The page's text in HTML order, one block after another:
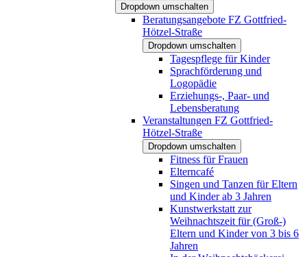
Dropdown umschalten
Beratungsangebote FZ Gottfried-
Hötzel-Straße
Dropdown umschalten
Tagespflege für Kinder
Sprachförderung und
Logopädie
Erziehungs-, Paar- und
Lebensberatung
Veranstaltungen FZ Gottfried-
Hötzel-Straße
Dropdown umschalten
Fitness für Frauen
Elterncafé
Singen und Tanzen für Eltern
und Kinder ab 3 Jahren
Kunstwerkstatt zur
Weihnachtszeit für (Groß-)
Eltern und Kinder von 3 bis 6
Jahren